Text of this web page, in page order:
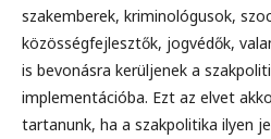
szakemberek, kriminológusok,
közösségfejlesztők, jogvédők,
is bevonásra kerüljenek a
implementációba. Ezt az elvet
tartanunk, ha a szakpolitika ilyen